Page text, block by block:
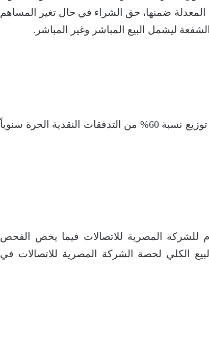
المعدلة ضمنها، حق الشراء في حال تغير المساهم
ليشمل البيع المباشر وغير المباشر.
إضافة سياسة توزيع أرباح سنوية تنص على توزيع نسبة 60% من التدفقات النقدية الحرة سنوياً
للشركة المصرية للاتصالات فيما يخص الفحص
الكلي لحصة الشركة المصرية للاتصالات في